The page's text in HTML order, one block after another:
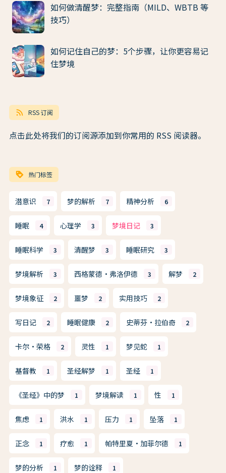
如何做清醒梦：完整指南（MILD、WBTB 等
技巧）
如何记住自己的梦：5个步骤，让你更容易记
住梦境
rss_feed RSS 订阅
点击此处将我们的订阅源添加到你常用的 RSS 阅读器。
loyalty 热门标签
潜意识 7 梦的解析 7 精神分析 6
睡眠 4 心理学 3 梦境日记 3
睡眠科学 3 清醒梦 3 睡眠研究 3
梦境解析 3 西格蒙德·弗洛伊德 3 解梦 2
梦境象征 2 噩梦 2 实用技巧 2
写日记 2 睡眠健康 2 史蒂芬·拉伯奇 2
卡尔·荣格 2 灵性 1 梦见蛇 1
基督教 1 圣经解梦 1 圣经 1
《圣经》中的梦 1 梦境解读 1 性 1
焦虑 1 洪水 1 压力 1 坠落 1
正念 1 疗愈 1 帕特里夏·加菲尔德 1
梦的分析 1 梦的诠释 1